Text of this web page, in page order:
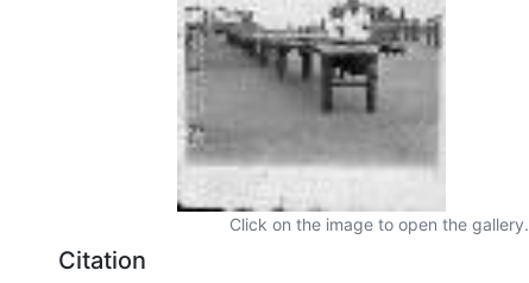
Click on the image to open the gallery.
Citation